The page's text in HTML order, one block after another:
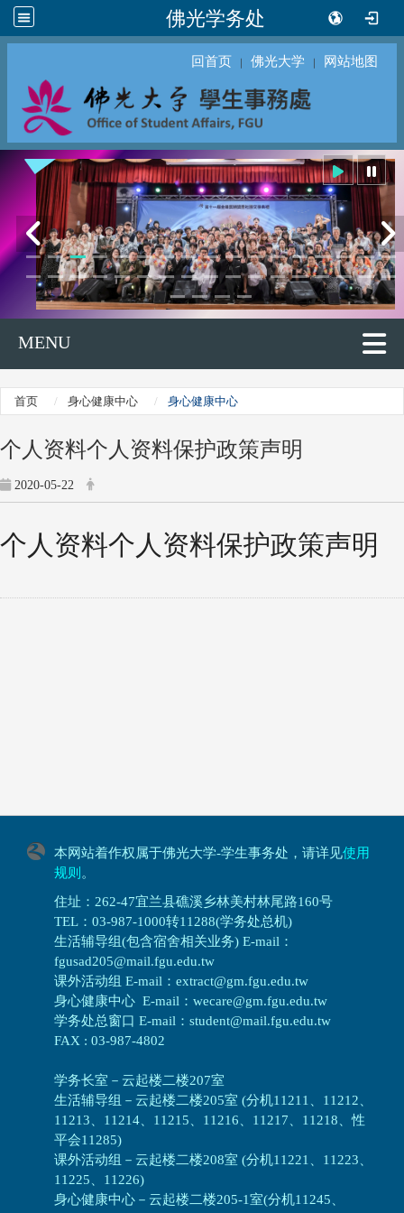
佛光学务处
回首页 ｜ 佛光大学 ｜ 网站地图
MENU
首页 身心健康中心 身心健康中心
个人资料个人资料保护政策声明
2020-05-22
个人资料个人资料保护政策声明
本网站着作权属于佛光大学-学生事务处，请详见使用
规则 。
住址：262-47宜兰县礁溪乡林美村林尾路160号
TEL：03-987-1000转11288(学务处总机)
生活辅导组(包含宿舍相关业务) E-mail：
fgusad205@mail.fgu.edu.tw
课外活动组 E-mail：extract@gm.fgu.edu.tw
身心健康中心 E-mail：wecare@gm.fgu.edu.tw
学务处总窗口 E-mail：student@mail.fgu.edu.tw
FAX : 03-987-4802
学务长室－云起楼二楼207室
生活辅导组 － 云起楼二楼205室 (分机11211、11212、
11213、11214、11215、11216、11217、11218、性
平会11285)
课外活动组 － 云起楼二楼208室 (分机11221、11223、
11225、11226)
身心健康中心 － 云起楼二楼205-1室(分机11245、